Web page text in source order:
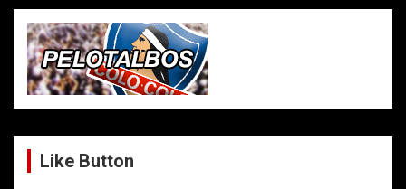
Like Button